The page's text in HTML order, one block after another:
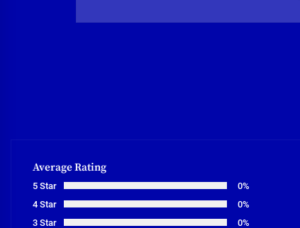
Average Rating
5 Star
0%
4 Star
0%
3 Star
0%